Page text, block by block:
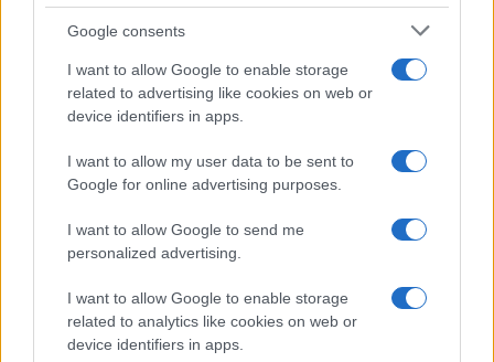
Google consents
I want to allow Google to enable storage
related to advertising like cookies on web or
device identifiers in apps.
I want to allow my user data to be sent to
Google for online advertising purposes.
I want to allow Google to send me
personalized advertising.
I want to allow Google to enable storage
related to analytics like cookies on web or
device identifiers in apps.
Últimas Noticias
Señala una noticia
Síguenos en Facebook
Actualidad.es es la gran fuente de información social. Actualidad,